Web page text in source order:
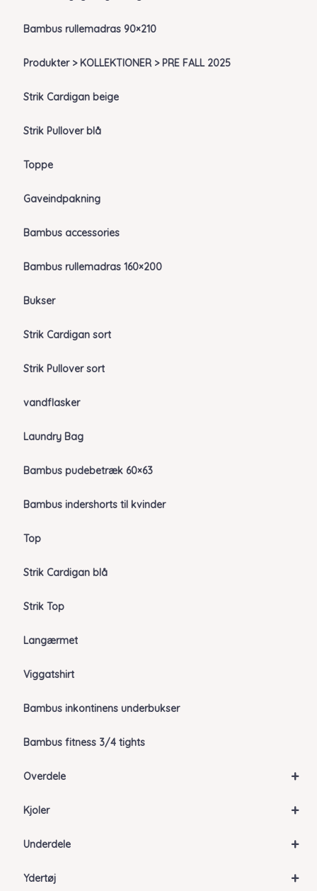
Bambus rullemadras 90×210
Produkter > KOLLEKTIONER > PRE FALL 2025
Strik Cardigan beige
Strik Pullover blå
Toppe
Gaveindpakning
Bambus accessories
Bambus rullemadras 160×200
Bukser
Strik Cardigan sort
Strik Pullover sort
vandflasker
Laundry Bag
Bambus pudebetræk 60×63
Bambus indershorts til kvinder
Top
Strik Cardigan blå
Strik Top
Langærmet
Viggatshirt
Bambus inkontinens underbukser
Bambus fitness 3/4 tights
+
Overdele
+
Kjoler
+
Underdele
+
Ydertøj